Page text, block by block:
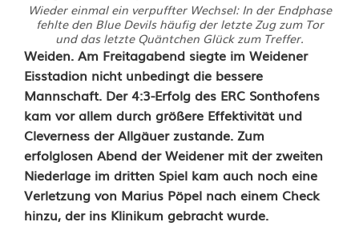
Wieder einmal ein verpuffter Wechsel: In der Endphase
fehlte den Blue Devils häufig der letzte Zug zum Tor
und das letzte Quäntchen Glück zum Treffer.
B
i
t
t
e
r
Weiden. Am Freitagabend siegte im Weidener
Eisstadion nicht unbedingt die bessere
Mannschaft. Der 4:3-Erfolg des ERC Sonthofens
kam vor allem durch größere Effektivität und
Cleverness der Allgäuer zustande. Zum
erfolglosen Abend der Weidener mit der zweiten
Niederlage im dritten Spiel kam auch noch eine
Verletzung von Marius Pöpel nach einem Check
hinzu, der ins Klinikum gebracht wurde.